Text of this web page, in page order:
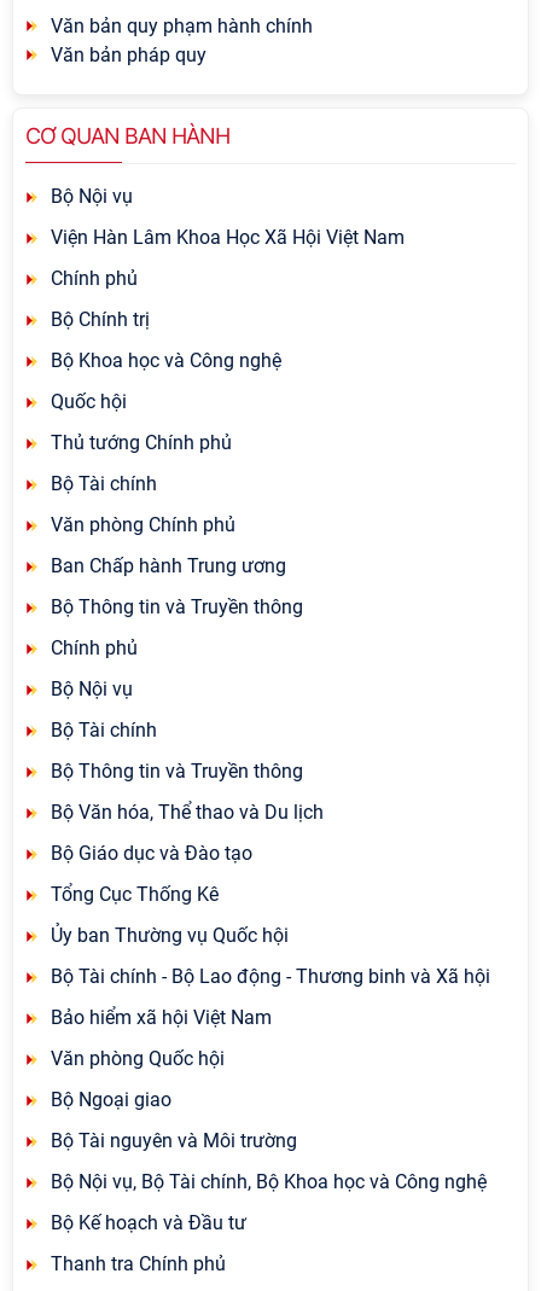
Văn bản quy phạm hành chính
Văn bản pháp quy
CƠ QUAN BAN HÀNH
Bộ Nội vụ
Viện Hàn Lâm Khoa Học Xã Hội Việt Nam
Chính phủ
Bộ Chính trị
Bộ Khoa học và Công nghệ
Quốc hội
Thủ tướng Chính phủ
Bộ Tài chính
Văn phòng Chính phủ
Ban Chấp hành Trung ương
Bộ Thông tin và Truyền thông
Chính phủ
Bộ Nội vụ
Bộ Tài chính
Bộ Thông tin và Truyền thông
Bộ Văn hóa, Thể thao và Du lịch
Bộ Giáo dục và Đào tạo
Tổng Cục Thống Kê
Ủy ban Thường vụ Quốc hội
Bộ Tài chính - Bộ Lao động - Thương binh và Xã hội
Bảo hiểm xã hội Việt Nam
Văn phòng Quốc hội
Bộ Ngoại giao
Bộ Tài nguyên và Môi trường
Bộ Nội vụ, Bộ Tài chính, Bộ Khoa học và Công nghệ
Bộ Kế hoạch và Đầu tư
Thanh tra Chính phủ